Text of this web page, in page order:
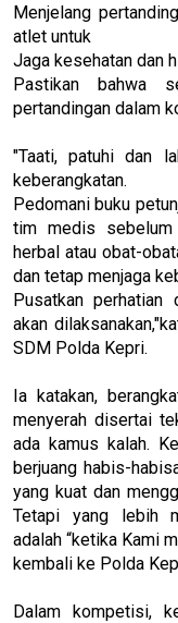
Menjelang
atlet untuk
Jaga kesehatan dan
Pastikan bahwa
pertandingan dalam
"Taati, patuhi dan
keberangkatan.
Pedomani buku
tim medis sebelum
herbal atau obat-
dan tetap menjaga
Pusatkan perhatian
akan
SDM Polda Kepri.
Ia katakan,
menyerah disertai
ada kamus kalah.
berjuang habis-
yang kuat dan
Tetapi yang lebih
adalah “ketika Kami
kembali ke Polda
Dalam kompetisi,